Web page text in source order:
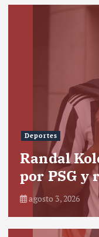
Deportes
Randal
por PSG y
agosto 3, 2026